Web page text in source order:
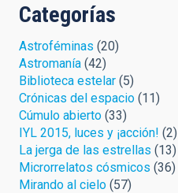
Categorías
Astroféminas (20)
Astromanía (42)
Biblioteca estelar (5)
Crónicas del espacio (11)
Cúmulo abierto (33)
IYL 2015, luces y ¡acción! (2)
La jerga de las estrellas (13)
Microrrelatos cósmicos (36)
Mirando al cielo (57)